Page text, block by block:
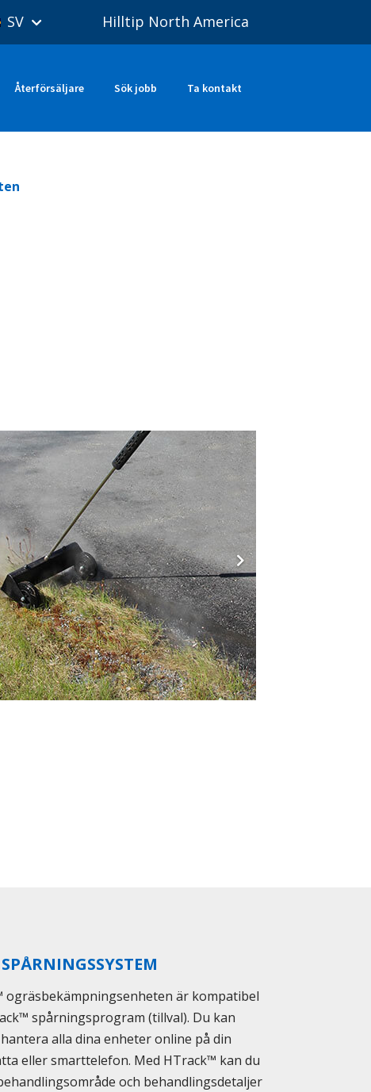
Hilltip North America
SV
Återförsäljare Sök jobb Ta kontakt
ogräsbekämpningsenheten är kompatibel
spårningsprogram (tillval). Du kan
alla dina enheter online på din
eller smarttelefon. Med HTrack™ kan du
och behandlingsdetaljer